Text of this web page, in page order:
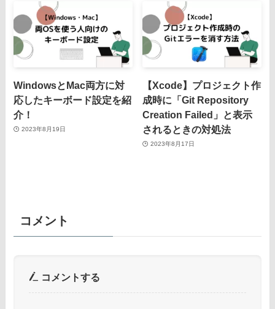
WindowsとMac両方に対
応したキーボード設定を紹
介！
2023年8月19日
【Xcode】プロジェクト作
成時に「Git Repository
Creation Failed」と表示
されるときの対処法
2023年8月17日
コメント
コメントする